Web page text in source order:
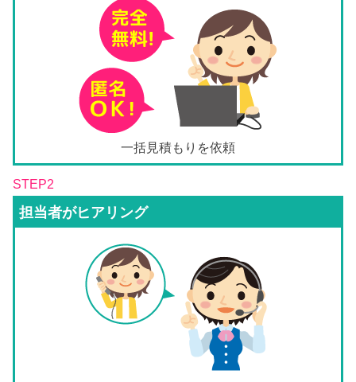
一括見積もりを依頼
STEP2
担当者がヒアリング